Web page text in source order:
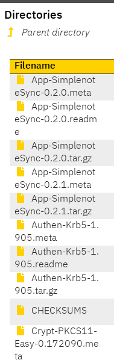
Directories
Parent directory
Filename
App-Simplenot
eSync-0.2.0.meta
App-Simplenot
eSync-0.2.0.readm
e
App-Simplenot
eSync-0.2.0.tar.gz
App-Simplenot
eSync-0.2.1.meta
App-Simplenot
eSync-0.2.1.tar.gz
Authen-Krb5-1.
905.meta
Authen-Krb5-1.
905.readme
Authen-Krb5-1.
905.tar.gz
CHECKSUMS
Crypt-PKCS11-
Easy-0.172090.me
ta